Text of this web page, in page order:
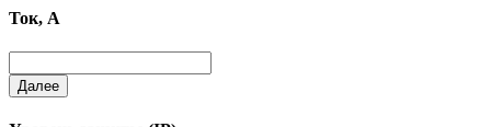
Ток, А
Далее